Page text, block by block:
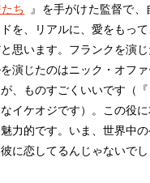
ち
』を手がけた監督で、
を、リアルに、愛をもっ
思います。フランクを演
演じたのはニック・オフ
、ものすごくいいです（『
イケオジです）。この役
力的です。いま、世界中
に恋してるんじゃないでし